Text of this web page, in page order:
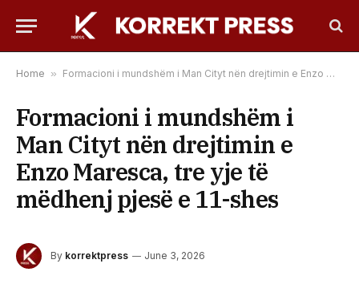
Home » Formacioni i mundshëm i Man Cityt nën drejtimin e Enzo Maresca, tre yje të mëdhenj pjesë e 11-shes
Formacioni i mundshëm i
Man Cityt nën drejtimin e
Enzo Maresca, tre yje të
mëdhenj pjesë e 11-shes
By korrektpress June 3, 2026